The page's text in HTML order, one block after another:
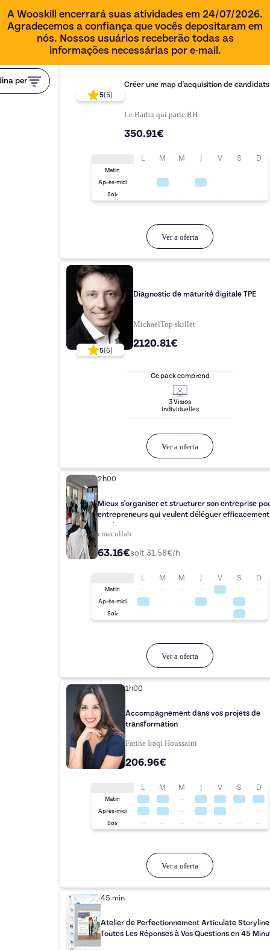
A Wooskill encerrará suas atividades em 24/07/2026.
Agradecemos a confiança que vocês depositaram em
nós. Nossos usuários receberão todas as
informações necessárias por e-mail.
per
5(5)
Créer une map d'acquisition de candidats
Le Barbu qui parle RH
350.91€
L M M J V S D
Matin
Après-midi
Soir
Ver a oferta
5(6)
Diagnostic de maturité digitale TPE
MichaëlTop skiller
2120.81€
Ce pack comprend
3Visios
individuelles
Ver a oferta
2h00
Mieux s'organiser et structurer son entreprise
entrepreneurs qui veulent déléguer
sereinement.
cmacollab
63.16€soit 31.58€/h
L M M J V S D
Matin
Après-midi
Soir
Ver a oferta
1h00
Accompagnement dans vos projets de
transformation
Fatine Iraqi Houssaini
206.96€
L M M J V S D
Matin
Après-midi
Soir
Ver a oferta
45 min
Atelier de Perfectionnement Articulate Storyline
Toutes Les Réponses à Vos Questions en 45